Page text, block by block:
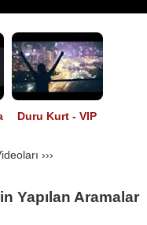
Duru Kurt - VIP
›››
Yapılan Aramalar